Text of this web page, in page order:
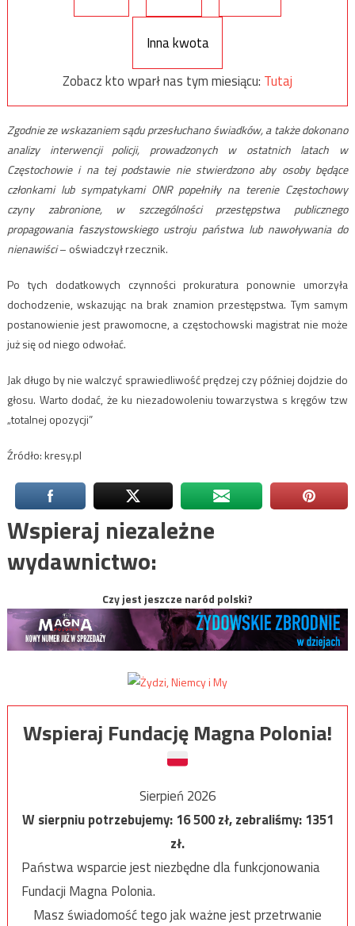
Inna kwota
Zobacz kto wparł nas tym miesiącu: Tutaj
Zgodnie ze wskazaniem sądu przesłuchano świadków, a także dokonano
analizy interwencji policji, prowadzonych w ostatnich latach w
Częstochowie i na tej podstawie nie stwierdzono aby osoby będące
członkami lub sympatykami ONR popełniły na terenie Częstochowy
czyny zabronione, w szczególności przestępstwa publicznego
propagowania faszystowskiego ustroju państwa lub nawoływania do
nienawiści– oświadczył rzecznik.
Po tych dodatkowych czynności prokuratura ponownie umorzyła
dochodzenie, wskazując na brak znamion przestępstwa. Tym samym
postanowienie jest prawomocne, a częstochowski magistrat nie może
już się od niego odwołać.
Jak długo by nie walczyć sprawiedliwość prędzej czy później dojdzie do
głosu. Warto dodać, że ku niezadowoleniu towarzystwa s kręgów tzw
„totalnej opozycji”
Źródło: kresy.pl
Wspieraj niezależne
wydawnictwo:
Czy jest jeszcze naród polski?
Wspieraj Fundację Magna Polonia!
Sierpień 2026
W sierpniu potrzebujemy:16 500zł, zebraliśmy:1351
zł.
Państwa wsparcie jest niezbędne dla funkcjonowania
Fundacji Magna Polonia.
Masz świadomość tego jak ważne jest przetrwanie